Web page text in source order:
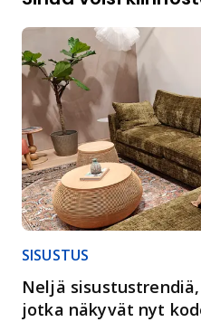
SISUSTUS
Neljä
jotka näkyvät nyt